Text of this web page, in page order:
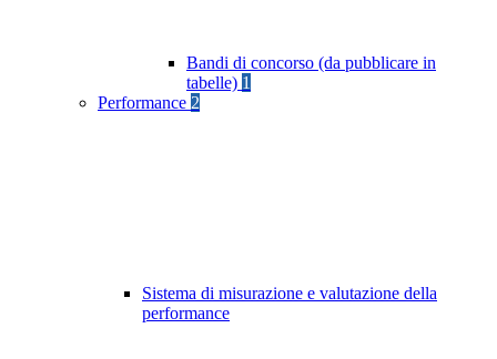
Bandi di concorso (da pubblicare in
tabelle) 1
Performance 2
Sistema di misurazione e valutazione della
performance